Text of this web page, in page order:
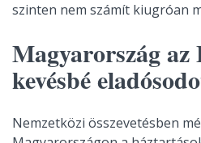
szinten nem számít kiugróan
Magyarország az
kevésbé
Nemzetközi összevetésben